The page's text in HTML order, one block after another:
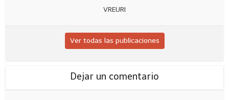
VREURI
Ver todas las publicaciones
Dejar un comentario